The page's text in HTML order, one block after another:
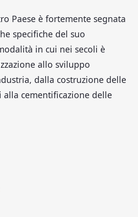
Paese è fortemente segnata
specifiche del suo
in cui nei secoli è
allo sviluppo
dalla costruzione delle
alla cementificazione delle